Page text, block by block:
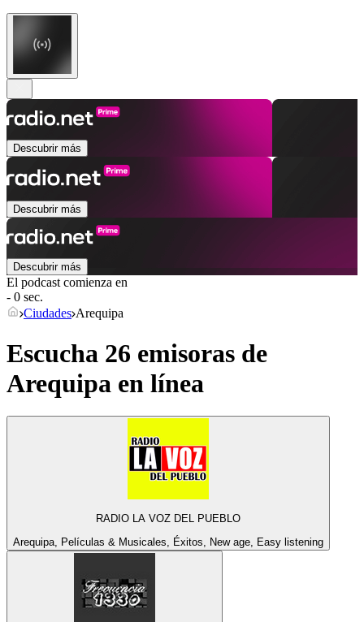
Descubrir más
Descubrir más
Descubrir más
El podcast comienza en
- 0 sec.
Ciudades Arequipa
Escucha 26 emisoras de
Arequipa en línea
RADIO LA VOZ DEL PUEBLO
Arequipa, Películas & Musicales, Éxitos, New age, Easy listening